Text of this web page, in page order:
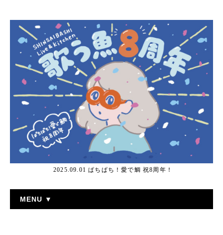
2025.09.01 ぱちぱち！愛で鯛 祝8周年！
MENU ▼